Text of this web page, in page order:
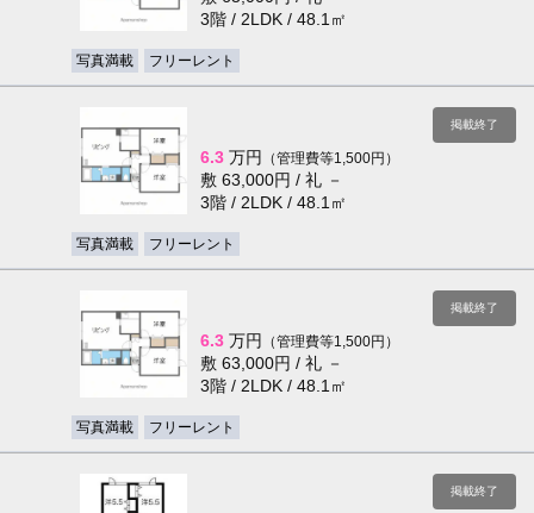
3階 / 2LDK / 48.1㎡
写真満載 フリーレント
掲載終了
6.3 万円 （管理費等1,500円）
敷 63,000円 / 礼 －
3階 / 2LDK / 48.1㎡
写真満載 フリーレント
掲載終了
6.3 万円 （管理費等1,500円）
敷 63,000円 / 礼 －
3階 / 2LDK / 48.1㎡
写真満載 フリーレント
掲載終了